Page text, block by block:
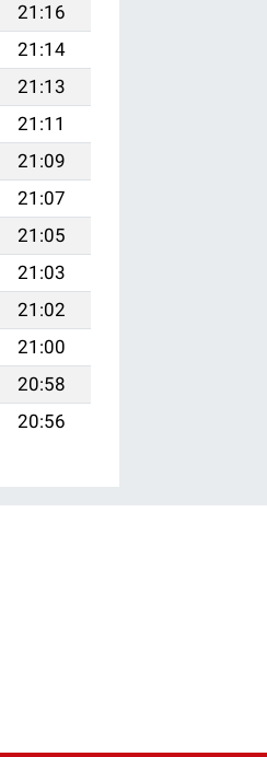
21:16
21:14
21:13
21:11
21:09
21:07
21:05
21:03
21:02
21:00
20:58
20:56